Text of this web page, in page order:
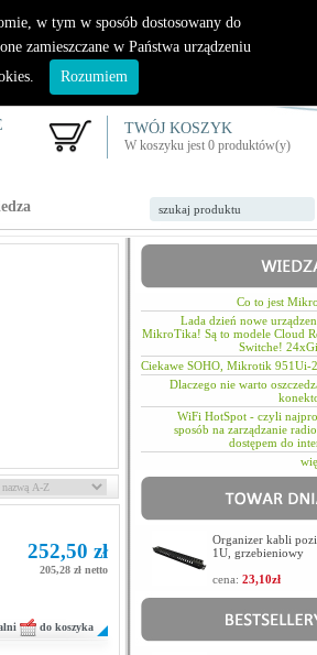
TWÓJ KOSZYK
W koszyku jest 0 produktów(y)
252,50 zł
205,28 zł netto
do koszyka
Co to jest
Lada dzień nowe
MikroTika! Są to modele Cloud
Switche!
Ciekawe SOHO, Mikrotik 951Ui-
Dlaczego nie warto
WiFi HotSpot - czyli
sposób na zarządzanie
dostępem do
Organizer kabli
1U, grzebieniowy
cena: 23,10zł
w tym w sposób dostosowany do
zamieszczane w Państwa urządzeniu
Rozumiem